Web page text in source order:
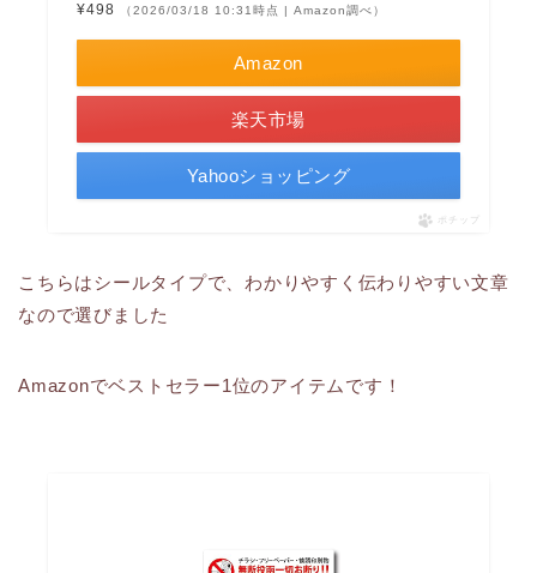
¥498 （2026/03/18 10:31時点 | Amazon調べ）
Amazon
楽天市場
Yahooショッピング
ポチップ
こちらはシールタイプで、わかりやすく伝わりやすい文章
なので選びました
Amazonでベストセラー1位のアイテムです！